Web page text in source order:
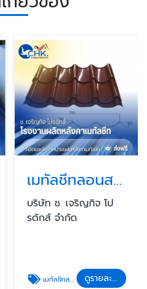
เมทัลชีทลอนสเปน (Metal Sheet Spanish Tile Rib) บางบัวทอง
บริษัท ช. เจริญกิจ โป
รดักส์ จำกัด
เมทัลชีทลอนสเปน บางบัวทอง ดูรายละเอียด